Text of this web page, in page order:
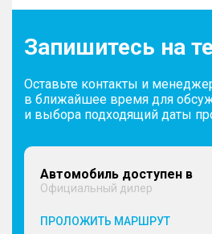
Запишитесь на
Оставьте контакты и
в ближайшее время для
и выбора подходящий даты
Автомобиль доступен в
Официальный дилер
ПРОЛОЖИТЬ МАРШРУТ